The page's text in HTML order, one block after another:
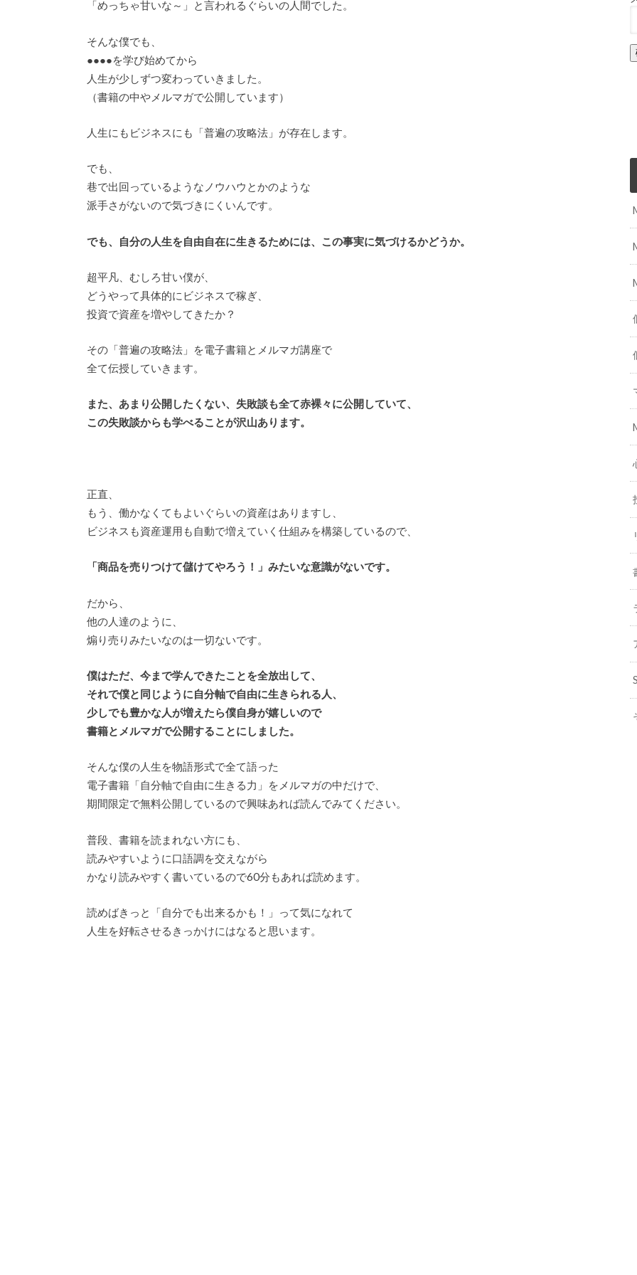
「めっちゃ甘いな～」と言われるぐらいの人間でした。
そんな僕でも、
●●●●を学び始めてから
人生が少しずつ変わっていきました。
（書籍の中やメルマガで公開しています）
人生にもビジネスにも「普遍の攻略法」が存在します。
でも、
巷で出回っているようなノウハウとかのような
派手さがないので気づきにくいんです。
でも、自分の人生を自由自在に生きるためには、この事実に気づけるかどうか。
超平凡、むしろ甘い僕が、
どうやって具体的にビジネスで稼ぎ、
投資で資産を増やしてきたか？
その「普遍の攻略法」を電子書籍とメルマガ講座で
全て伝授していきます。
また、あまり公開したくない、失敗談も全て赤裸々に公開していて、
この失敗談からも学べることが沢山あります。
正直、
もう、働かなくてもよいぐらいの資産はありますし、
ビジネスも資産運用も自動で増えていく仕組みを構築しているので、
「商品を売りつけて儲けてやろう！」みたいな意識がないです。
だから、
他の人達のように、
煽り売りみたいなのは一切ないです。
僕はただ、今まで学んできたことを全放出して、
それで僕と同じように自分軸で自由に生きられる人、
少しでも豊かな人が増えたら僕自身が嬉しいので
書籍とメルマガで公開することにしました。
そんな僕の人生を物語形式で全て語った
電子書籍「自分軸で自由に生きる力」をメルマガの中だけで、
期間限定で無料公開しているので興味あれば読んでみてください。
普段、書籍を読まれない方にも、
読みやすいように口語調を交えながら
かなり読みやすく書いているので60分もあれば読めます。
読めばきっと「自分でも出来るかも！」って気になれて
人生を好転させるきっかけにはなると思います。